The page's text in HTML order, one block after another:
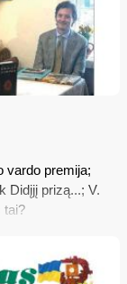
vardo premija;
Didįjį prizą...; V.
tai?